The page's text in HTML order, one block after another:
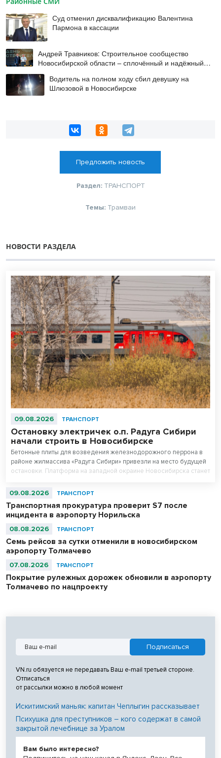
Суд отменил дисквалификацию Валентина
Пармона в кассации
Андрей Травников: Строительное сообщество
Новосибирской области – сплочённый и надёжный
коллектив
Водитель на полном ходу сбил девушку на
Шлюзовой в Новосибирске
Предложить новость
Раздел: ТРАНСПОРТ
Темы: Трамваи
НОВОСТИ РАЗДЕЛА
09.08.2026 ТРАНСПОРТ
Остановку электричек о.п. Радуга Сибири
начали строить в Новосибирске
Бетонные плиты для возведения железнодорожного перрона в
районе жилмассива «Радуга Сибири» привезли на место будущей
остановки. Платформа на западной окраине Новосибирска станет
09.08.2026 ТРАНСПОРТ
Транспортная прокуратура проверит S7 после
инцидента в аэропорту Норильска
08.08.2026 ТРАНСПОРТ
Семь рейсов за сутки отменили в новосибирском
аэропорту Толмачево
07.08.2026 ТРАНСПОРТ
Покрытие рулежных дорожек обновили в аэропорту
Толмачево по нацпроекту
VN.ru обязуется не передавать Ваш e-mail третьей стороне.
Отписаться
от рассылки можно в любой момент
Искитимский маньяк: капитан Чеплыгин рассказывает
Психушка для преступников – кого содержат в самой
закрытой лечебнице за Уралом
Вам было интересно?